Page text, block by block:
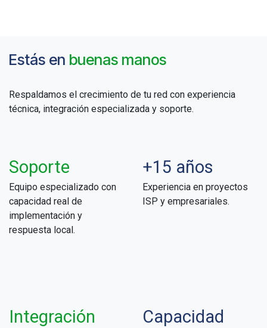
Estás en buenas manos
Respaldamos el crecimiento de tu red con experiencia
técnica, integración especializada y soporte.
Soporte
Equipo especializado con
capacidad real de
implementación y
respuesta local.
+15 años
Experiencia en proyectos
ISP y empresariales.
Integración Capacidad